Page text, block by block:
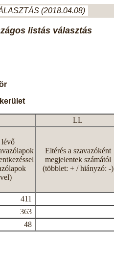
(2018.04.08)
listás választás
LL
lévő
Eltérés a szavazóként
megjelentek számától
(többlet: + / hiányzó: -)
411
363
48